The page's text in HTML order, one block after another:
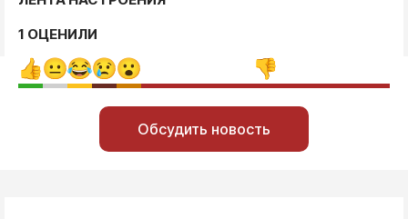
1 ОЦЕНИЛИ
Обсудить новость